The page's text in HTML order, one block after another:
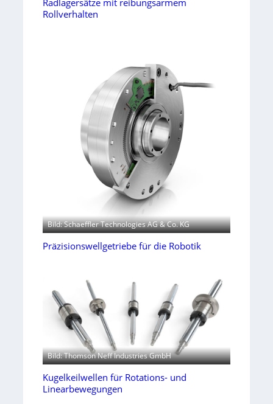
Rollverhalten
Bild: Schaeffler Technologies AG & Co. KG
Präzisionswellgetriebe für die Robotik
Bild: Thomson Neff Industries GmbH
Kugelkeilwellen für Rotations- und
Linearbewegungen